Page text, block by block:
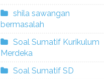
shila sawangan
bermasalah
Soal Sumatif Kurikulum
Merdeka
Soal Sumatif SD